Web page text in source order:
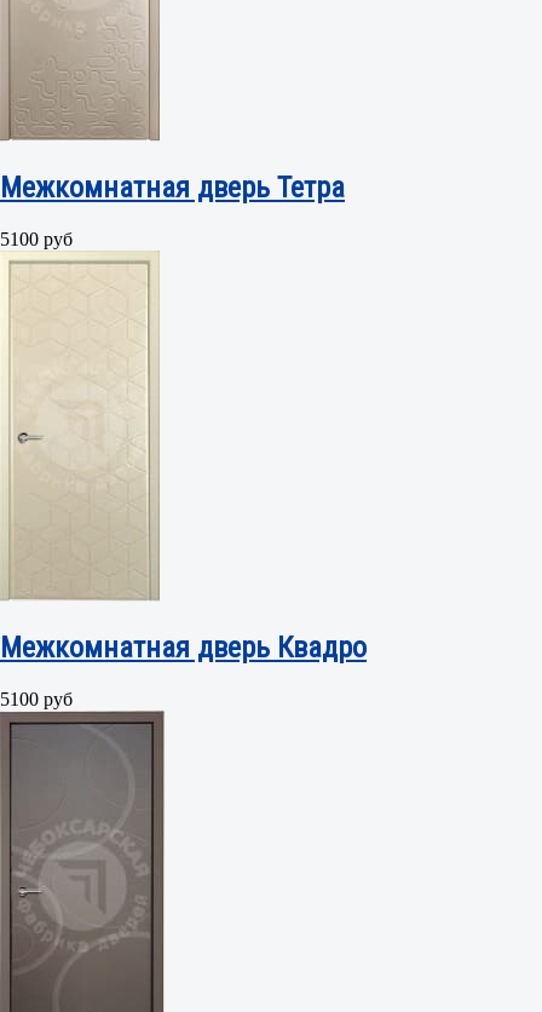
Межкомнатная дверь Тетра
5100 руб
Межкомнатная дверь Квадро
5100 руб